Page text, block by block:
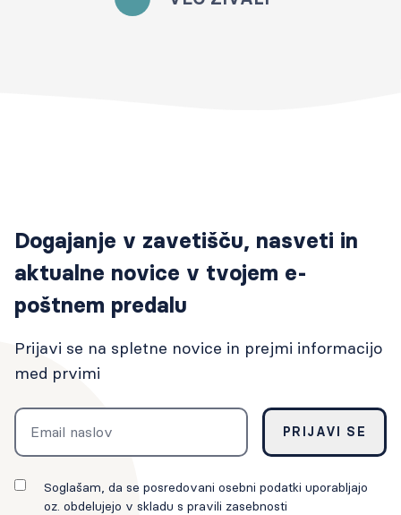
Dogajanje v zavetišču, nasveti in
aktualne novice v tvojem e-
poštnem predalu
Prijavi se na spletne novice in prejmi informacijo
med prvimi
Email
PRIJAVI SE
Soglašam, da se posredovani osebni podatki uporabljajo
oz. obdelujejo v skladu s pravili zasebnosti